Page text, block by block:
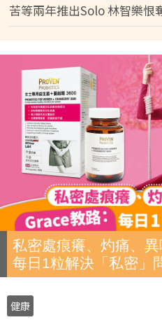
苦等兩年推出Solo 林智樂恨
私密處痕癢、灼痛、
每日1粒解決「私密」
健康